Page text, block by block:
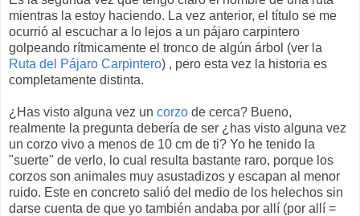
mientras la estoy haciendo. La vez anterior, el título se me
ocurrió al escuchar a lo lejos a un pájaro carpintero
golpeando rítmicamente el tronco de algún árbol (ver la
Ruta del Pájaro Carpintero) , pero esta vez la historia es
completamente distinta.
¿Has visto alguna vez un corzo de cerca? Bueno,
realmente la pregunta debería de ser ¿has visto alguna vez
un corzo vivo a menos de 10 cm de ti? Yo he tenido la
"suerte" de verlo, lo cual resulta bastante raro, porque los
corzos son animales muy asustadizos y escapan al menor
ruido. Este en concreto salió del medio de los helechos sin
darse cuenta de que yo también andaba por allí (por allí =